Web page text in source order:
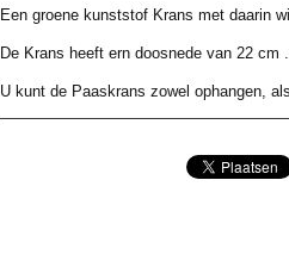
Een groene kunststof Krans met daarin
De Krans heeft ern doosnede van 22 cm .
U kunt de Paaskrans zowel ophangen,